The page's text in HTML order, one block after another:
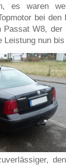
es waren
bei den
Passat W8, der
Leistung nun